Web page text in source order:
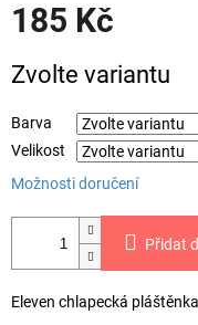
185 Kč
cena:
Zvolte variantu
Barva
Velikost
Možnosti doručení
Přidat
Eleven chlapecká